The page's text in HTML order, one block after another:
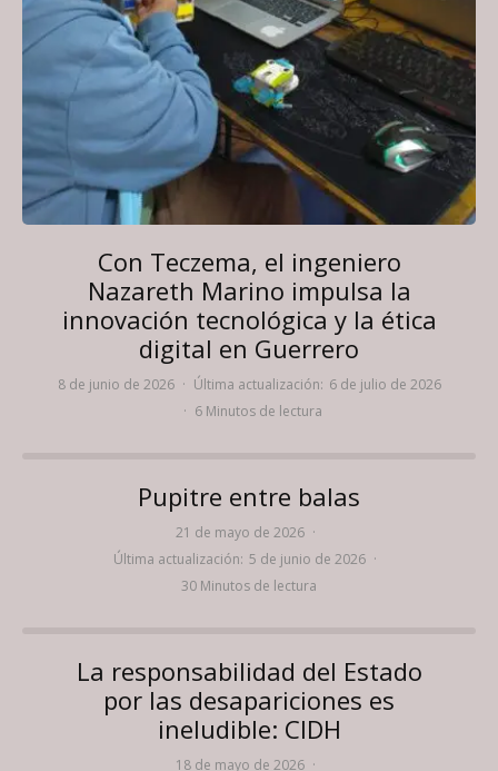
Con Teczema, el ingeniero
Nazareth Marino impulsa la
innovación tecnológica y la ética
digital en Guerrero
8 de junio de 2026 · Última actualización: 6 de julio de 2026
· 6 Minutos de lectura
Pupitre entre balas
21 de mayo de 2026 ·
Última actualización: 5 de junio de 2026 ·
30 Minutos de lectura
La responsabilidad del Estado
por las desapariciones es
ineludible: CIDH
18 de mayo de 2026 ·